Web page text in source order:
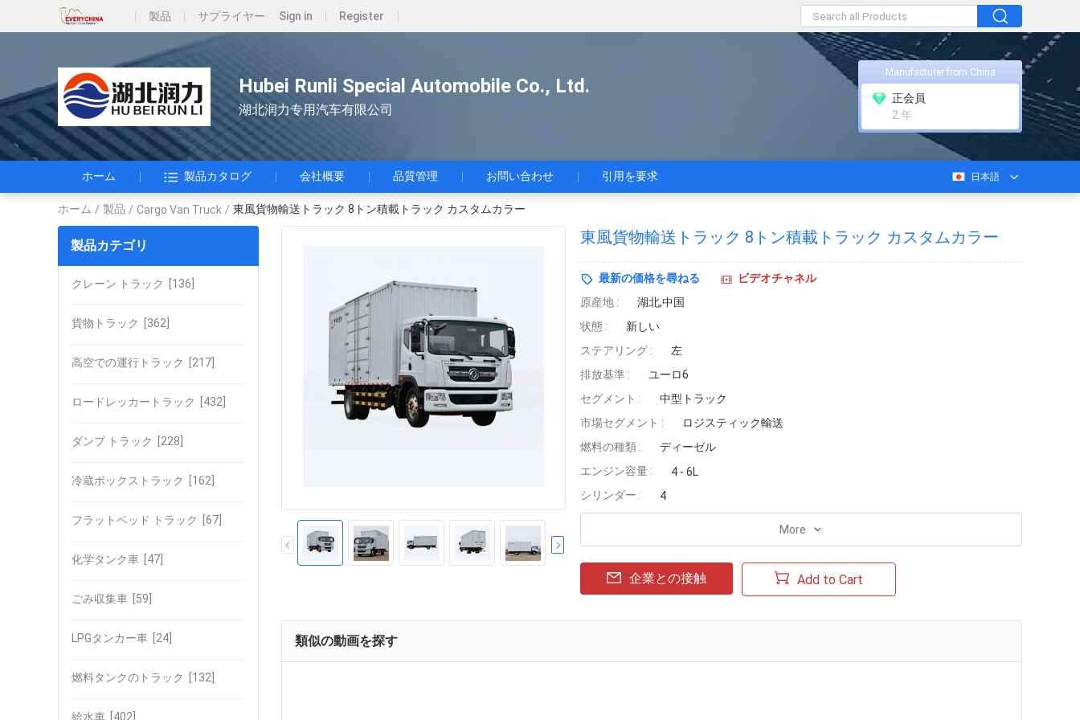
製品 サプライヤー Sign in Register
Hubei Runli Special Automobile Co., Ltd.
湖北润力专用汽车有限公司
Manufacturer from China
正会員
2 年
ホーム 製品カタログ 会社概要 品質管理 お問い合わせ 引用を要求 日本語
ホーム / 製品 / Cargo Van Truck / 東風貨物輸送トラック 8トン積載トラック カスタムカラー
製品カテゴリ
クレーン トラック [136]
貨物トラック [362]
高空での運行トラック [217]
ロードレッカートラック [432]
ダンプ トラック [228]
冷蔵ボックストラック [162]
フラットベッド トラック [67]
化学タンク車 [47]
ごみ収集車 [59]
LPGタンカー車 [24]
燃料タンクのトラック [132]
給水車 [402]
東風貨物輸送トラック 8トン積載トラック カスタムカラー
最新の価格を尋ねる
ビデオチャネル
原産地 :
湖北,中国
状態 :
新しい
ステアリング :
左
排放基準 :
ユーロ6
セグメント :
中型トラック
市場セグメント :
ロジスティック輸送
燃料の種類 :
ディーゼル
エンジン容量 :
4 - 6L
シリンダー :
4
More
企業との接触 Add to Cart
類似の動画を探す